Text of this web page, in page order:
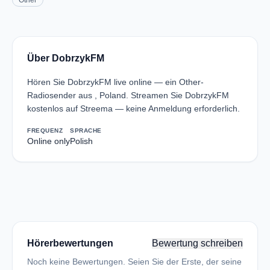
Über DobrzykFM
Hören Sie DobrzykFM live online — ein Other-
Radiosender aus , Poland. Streamen Sie DobrzykFM
kostenlos auf Streema — keine Anmeldung erforderlich.
FREQUENZ
Online only
SPRACHE
Polish
Hörerbewertungen Bewertung schreiben
Noch keine Bewertungen. Seien Sie der Erste, der seine